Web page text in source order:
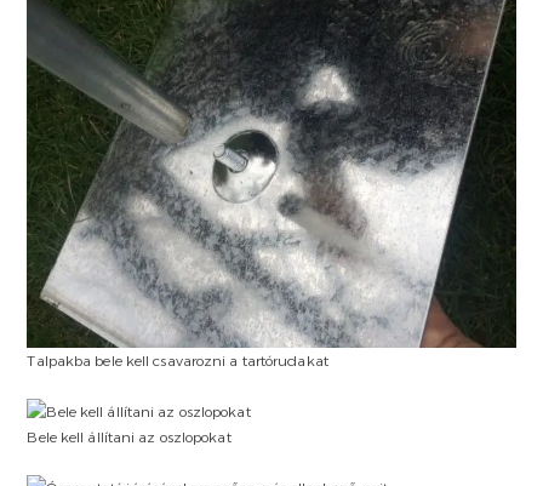
Talpakba bele kell csavarozni a tartórudakat
Bele kell állítani az oszlopokat